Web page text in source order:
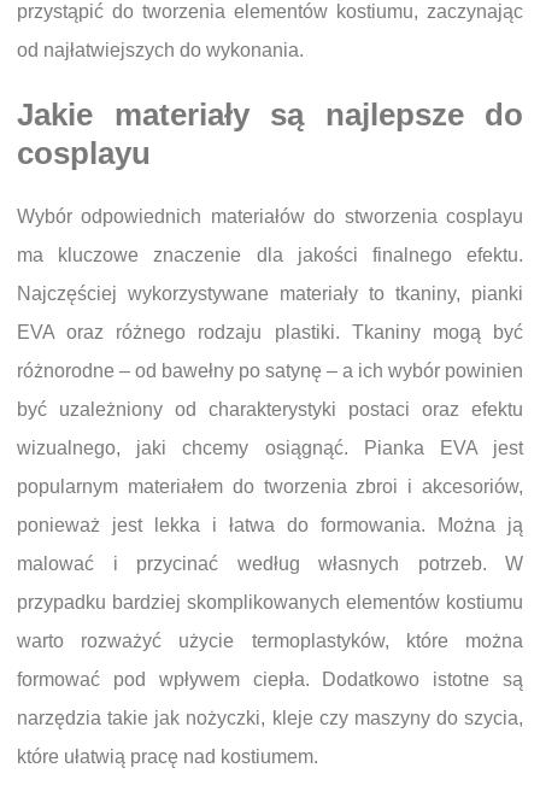
przystąpić do tworzenia elementów kostiumu, zaczynając
od najłatwiejszych do wykonania.
Jakie materiały są najlepsze do
cosplayu
Wybór odpowiednich materiałów do stworzenia cosplayu
ma kluczowe znaczenie dla jakości finalnego efektu.
Najczęściej wykorzystywane materiały to tkaniny, pianki
EVA oraz różnego rodzaju plastiki. Tkaniny mogą być
różnorodne – od bawełny po satynę – a ich wybór powinien
być uzależniony od charakterystyki postaci oraz efektu
wizualnego, jaki chcemy osiągnąć. Pianka EVA jest
popularnym materiałem do tworzenia zbroi i akcesoriów,
ponieważ jest lekka i łatwa do formowania. Można ją
malować i przycinać według własnych potrzeb. W
przypadku bardziej skomplikowanych elementów kostiumu
warto rozważyć użycie termoplastyków, które można
formować pod wpływem ciepła. Dodatkowo istotne są
narzędzia takie jak nożyczki, kleje czy maszyny do szycia,
które ułatwią pracę nad kostiumem.